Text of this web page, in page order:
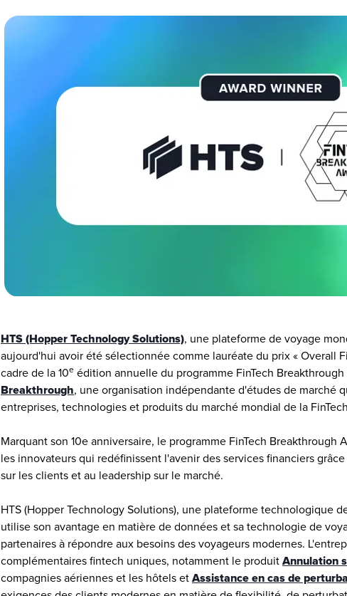
HTS (Hopper Technology Solutions), une plateforme de voyage
aujourd'hui avoir été sélectionnée comme lauréate du prix « Overall
cadre de la 10e édition annuelle du programme FinTech
Breakthrough, une organisation indépendante d'études de marché
entreprises, technologies et produits du marché mondial de la
Marquant son 10e anniversaire, le programme FinTech Breakthrough
les innovateurs qui redéfinissent l'avenir des services financiers
sur les clients et au leadership sur le marché.
HTS (Hopper Technology Solutions), une plateforme technologique
utilise son avantage en matière de données et sa technologie de
partenaires à répondre aux besoins des voyageurs modernes.
complémentaires fintech uniques, notamment le produit Annulation
compagnies aériennes et les hôtels et Assistance en cas de